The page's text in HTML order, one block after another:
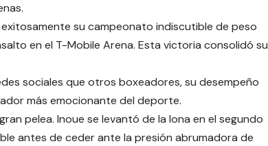
su campeonato indiscutible de peso
en el T-Mobile Arena. Esta victoria consolidó su
sociales que otros boxeadores, su desempeño
más emocionante del deporte.
pelea. Inoue se levantó de la lona en el segundo
antes de ceder ante la presión abrumadora de